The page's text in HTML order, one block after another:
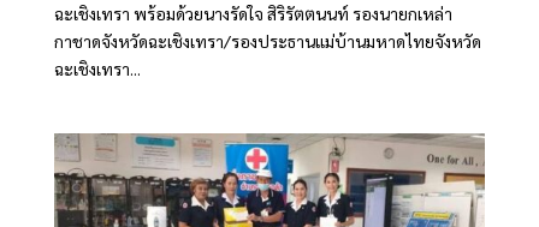
ฉะเชิงเทรา พร้อมด้วยนางรัดใจ สิริรัตตนนท์ รองนายกเหล่า
กาชาดจังหวัดฉะเชิงเทรา/รองประธานแม่บ้านมหาดไทยจังหวัด
ฉะเชิงเทรา...